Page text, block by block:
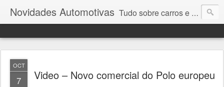
Novidades Automotivas Tudo sobre carros e motores
OCT
7 Video – Novo comercial do Polo europeu